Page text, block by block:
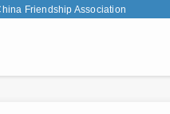
Friendship Association